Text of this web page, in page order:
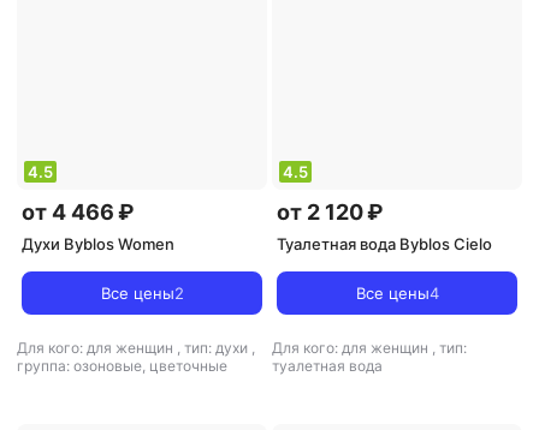
4.5
от 4 466 ₽
Духи Byblos Women
Все цены2
Для кого: для женщин , тип: духи ,
группа: озоновые, цветочные
4.5
от 2 120 ₽
Туалетная вода Byblos Cielo
Все цены4
Для кого: для женщин , тип:
туалетная вода